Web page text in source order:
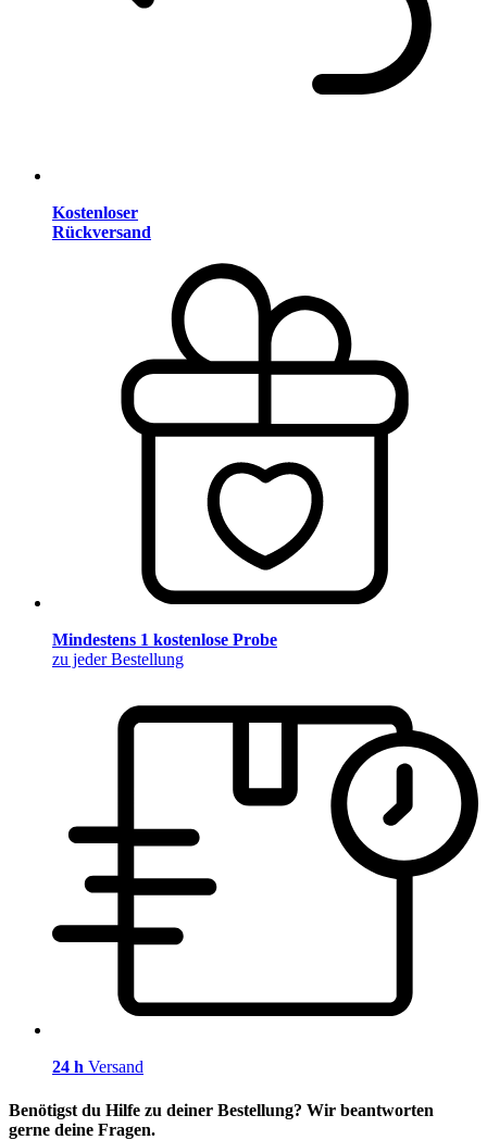
Kostenloser
Rückversand
Mindestens 1 kostenlose Probe
zu jeder Bestellung
24 h Versand
Benötigst du Hilfe zu deiner Bestellung? Wir beantworten
gerne deine Fragen.